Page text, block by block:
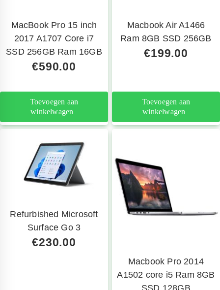
MacBook Pro 15 inch
2017 A1707 Core i7
SSD 256GB Ram 16GB
€590.00
Toevoegen aan
winkelwagen
Macbook Air A1466
Ram 8GB SSD 256GB
€199.00
Toevoegen aan
winkelwagen
Refurbished Microsoft
Surface Go 3
€230.00
Macbook Pro 2014
A1502 core i5 Ram 8GB